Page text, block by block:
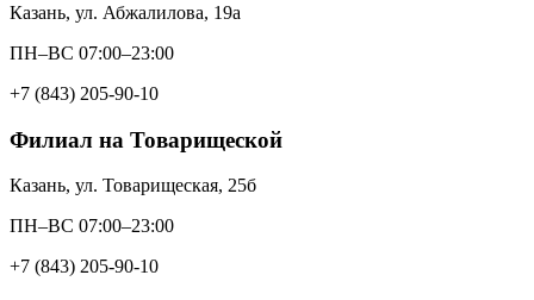
Казань, ул. Абжалилова, 19а
ПН–ВС 07:00–23:00
+7 (843) 205-90-10
Филиал на Товарищеской
Казань, ул. Товарищеская, 25б
ПН–ВС 07:00–23:00
+7 (843) 205-90-10